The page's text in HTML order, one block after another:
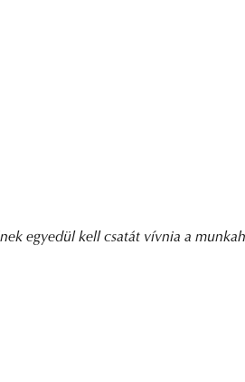
egyedül kell csatát vívnia a